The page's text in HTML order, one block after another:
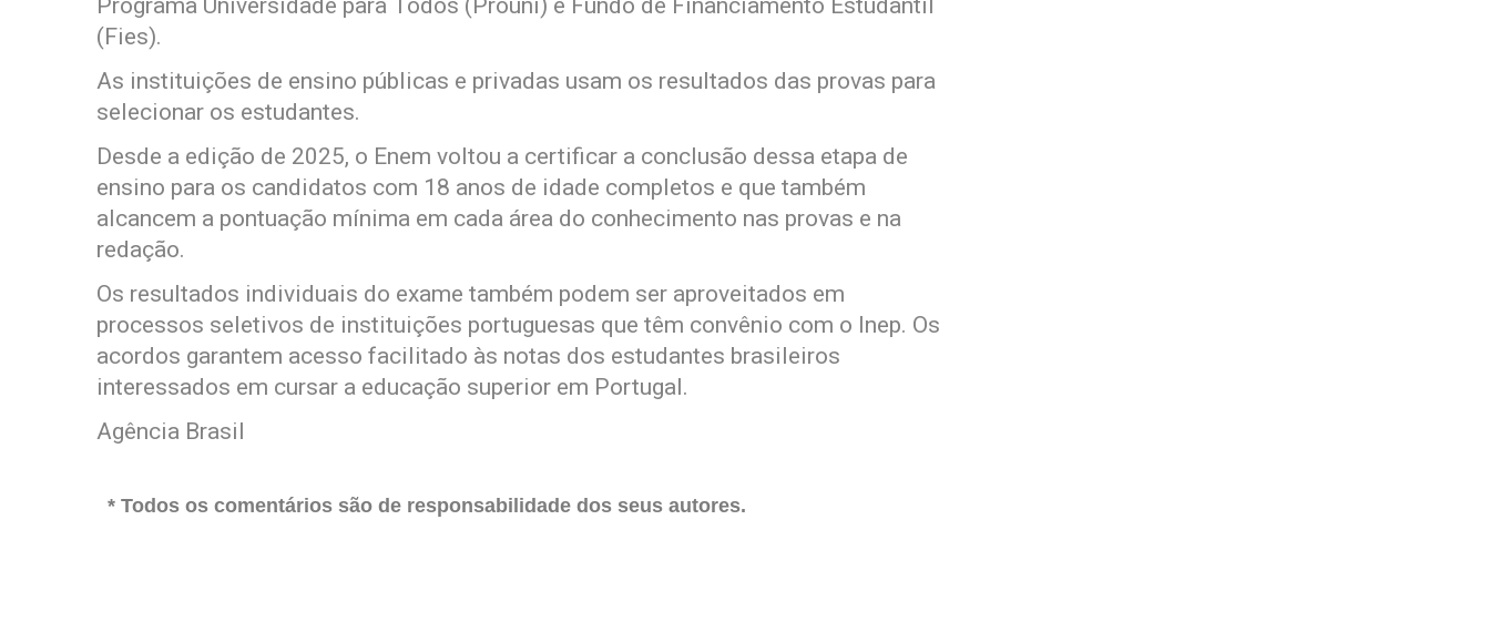
Programa Universidade para Todos (Prouni) e Fundo de Financiamento Estudantil
(Fies).
As instituições de ensino públicas e privadas usam os resultados das provas para
selecionar os estudantes.
Desde a edição de 2025, o Enem voltou a certificar a conclusão dessa etapa de
ensino para os candidatos com 18 anos de idade completos e que também
alcancem a pontuação mínima em cada área do conhecimento nas provas e na
redação.
Os resultados individuais do exame também podem ser aproveitados em
processos seletivos de instituições portuguesas que têm convênio com o Inep. Os
acordos garantem acesso facilitado às notas dos estudantes brasileiros
interessados em cursar a educação superior em Portugal.
Agência Brasil
* Todos os comentários são de responsabilidade dos seus autores.